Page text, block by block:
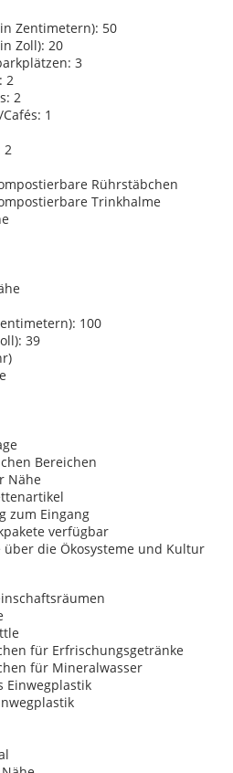
Zentimetern): 50
Zoll): 20
3
2
2
1
2
Rührstäbchen
Trinkhalme
100
39
Bereichen
Nähe
zum Eingang
verfügbar
die Ökosysteme und Kultur
für Erfrischungsgetränke
für Mineralwasser
Einwegplastik